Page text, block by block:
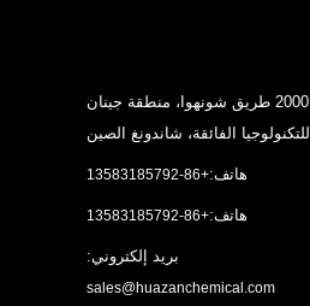
عنوان: 2000 طريق شونهوا، منطقة جينان
للتكنولوجيا الفائقة، شاندونغ الصين
هاتف:+86-13583185792
هاتف:+86-13583185792
بريد إلكتروني:
sales@huazanchemical.com